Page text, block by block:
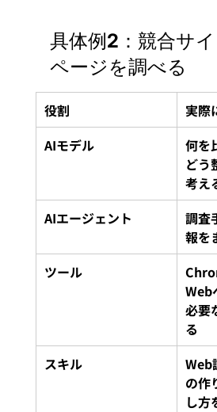
具体例2：競合サ
ページを調べる
役割
実際
AIモデル
何を
どう
考え
AIエージェント
調査
報を
ツール
Web
必要
る
スキル
Web
の作
し方